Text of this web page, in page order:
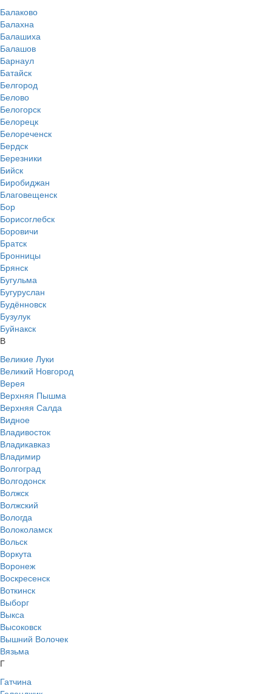
Балаково
Балахна
Балашиха
Балашов
Барнаул
Батайск
Белгород
Белово
Белогорск
Белорецк
Белореченск
Бердск
Березники
Бийск
Биробиджан
Благовещенск
Бор
Борисоглебск
Боровичи
Братск
Бронницы
Брянск
Бугульма
Бугуруслан
Будённовск
Бузулук
Буйнакск
В
Великие Луки
Великий Новгород
Верея
Верхняя Пышма
Верхняя Салда
Видное
Владивосток
Владикавказ
Владимир
Волгоград
Волгодонск
Волжск
Волжский
Вологда
Волоколамск
Вольск
Воркута
Воронеж
Воскресенск
Воткинск
Выборг
Выкса
Высоковск
Вышний Волочек
Вязьма
Г
Гатчина